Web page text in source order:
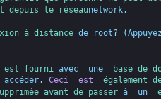
depuis le réseaunetwork.
à distance de root? (
est fourni avec une
base de
accéder. Ceci est également
avant de passer à un